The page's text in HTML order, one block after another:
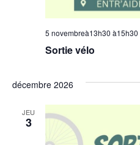
Sortie vélo
5 novembreà13h30 à15h30
décembre 2026
JEU
3